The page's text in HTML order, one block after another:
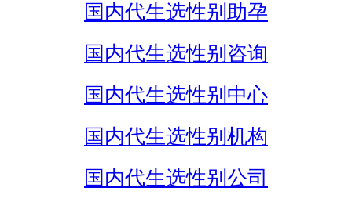
国内代生选性别助孕
国内代生选性别咨询
国内代生选性别中心
国内代生选性别机构
国内代生选性别公司